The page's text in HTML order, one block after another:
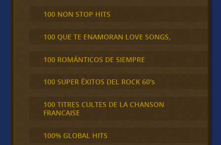
100 NON STOP HITS
100 QUE TE ENAMORAN LOVE SONGS,
100 ROMÁNTICOS DE SIEMPRE
100 SUPER ÉXITOS DEL ROCK 60's
100 TITRES CULTES DE LA CHANSON
FRANCAISE
100% GLOBAL HITS